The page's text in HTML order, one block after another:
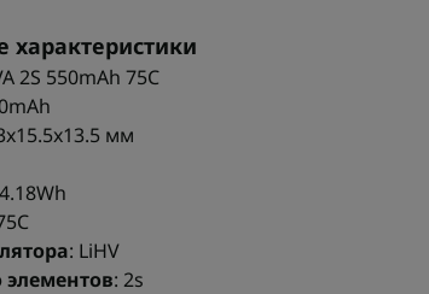
характеристики
2S 550mAh 75C
мм
: LiHV
элементов: 2s